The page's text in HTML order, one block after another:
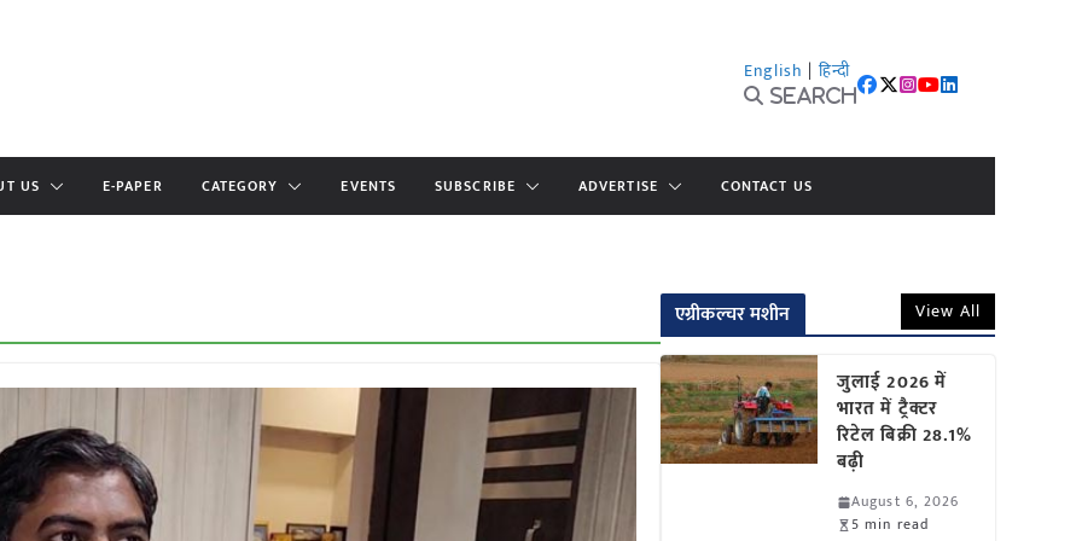
English | हिन्दी
Search
US E-PAPER CATEGORY EVENTS SUBSCRIBE ADVERTISE CONTACT US
एग्रीकल्चर मशीन View All
जुलाई 2026 में
भारत में ट्रैक्टर
रिटेल बिक्री 28.1%
बढ़ी
August 6, 2026
5 min read